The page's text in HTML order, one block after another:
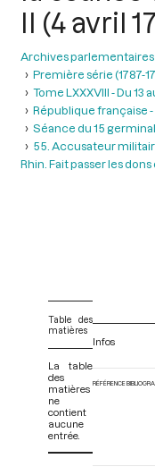
II (4 avril
Archives parlementaires
Première série (1787-
Tome LXXXVIII - Du 13
République française
Séance du 15 germinal
55. Accusateur
Rhin. Fait passer les
Table des
matières
La table
des
matières
ne
contient
aucune
entrée.
Infos
RÉFÉRENCE